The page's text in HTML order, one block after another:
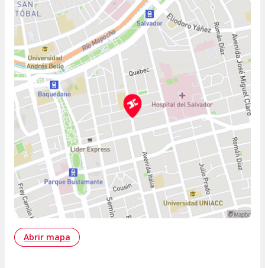
Abrir mapa